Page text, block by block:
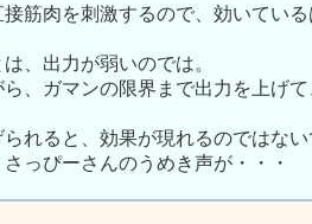
筋肉を刺激するので、効いている
、出力が弱いのでは。
、ガマンの限界まで出力を上げ
れると、効果が現れるのではない
っぴーさんのうめき声が・・・